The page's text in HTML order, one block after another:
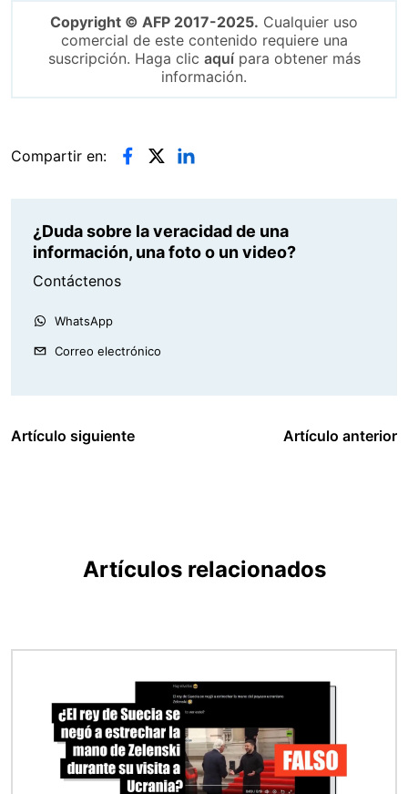
Copyright © AFP 2017-2025. Cualquier uso
comercial de este contenido requiere una
suscripción. Haga clic aquípara obtener más
información.
Compartir en:
¿Duda sobre la veracidad de una
información, una foto o un video?
Contáctenos
WhatsApp
Correo electrónico
Artículo siguiente Artículo anterior
Artículos relacionados